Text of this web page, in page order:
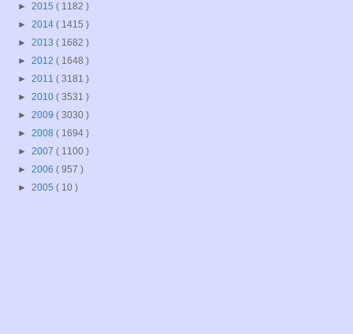
► 2015 ( 1182 )
► 2014 ( 1415 )
► 2013 ( 1682 )
► 2012 ( 1648 )
► 2011 ( 3181 )
► 2010 ( 3531 )
► 2009 ( 3030 )
► 2008 ( 1694 )
► 2007 ( 1100 )
► 2006 ( 957 )
► 2005 ( 10 )